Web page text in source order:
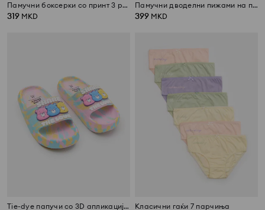
Памучни боксерки со принт 3 pack Hello Kitty and Friends
319 MKD
Памучни дводелни пижами на прерамки со извезена цреша
399 MKD
Tie-dye папучи со 3D апликација Care Bears Класични гаќи 7 парчиња